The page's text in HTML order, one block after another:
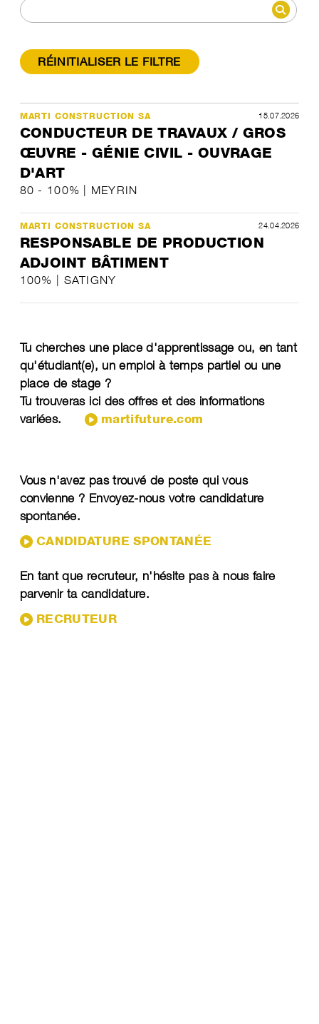
RÉINITIALISER LE FILTRE
MARTI CONSTRUCTION SA 15.07.2026
CONDUCTEUR DE TRAVAUX / GROS
ŒUVRE - GÉNIE CIVIL - OUVRAGE
D'ART
80 - 100% | MEYRIN
MARTI CONSTRUCTION SA 24.04.2026
RESPONSABLE DE PRODUCTION
ADJOINT BÂTIMENT
100% | SATIGNY
Tu cherches une place d'apprentissage ou, en tant
qu'étudiant(e), un emploi à temps partiel ou une
place de stage ?
Tu trouveras ici des offres et des informations
variées.
martifuture.com
Vous n'avez pas trouvé de poste qui vous
convienne ? Envoyez-nous votre candidature
spontanée.
CANDIDATURE SPONTANÉE
En tant que recruteur, n'hésite pas à nous faire
parvenir ta candidature.
RECRUTEUR